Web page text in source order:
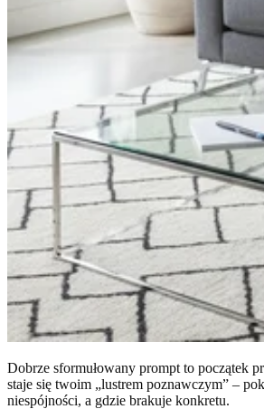
Dobrze sformułowany prompt to początek
staje się twoim „lustrem poznawczym” –
niespójności, a gdzie brakuje konkretu.